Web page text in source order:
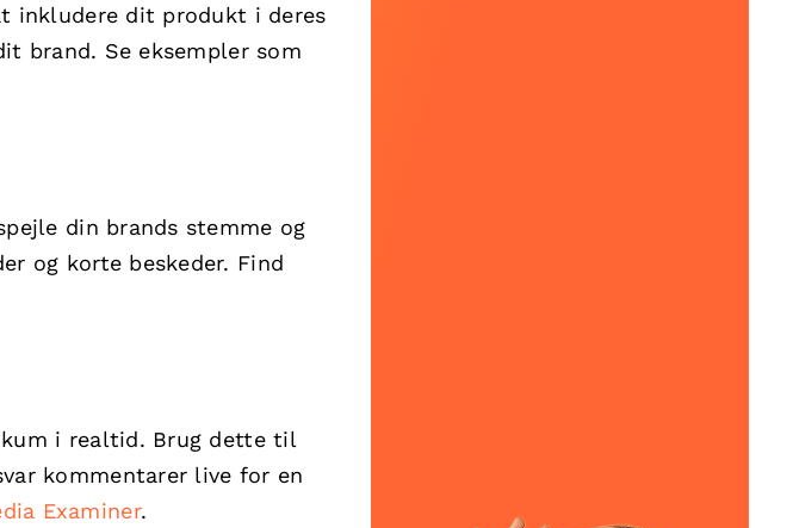
inkludere dit produkt i deres
brand. Se eksempler som
din brands stemme og
og korte beskeder. Find
i realtid. Brug dette til
kommentarer live for en
Examiner.